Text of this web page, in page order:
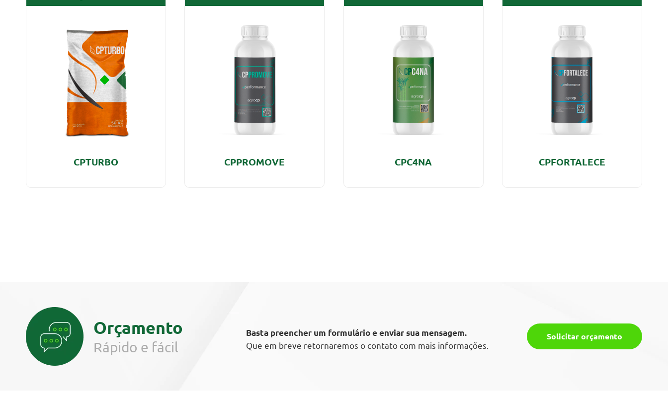
CPTURBO CPPROMOVE CPC4NA CPFORTALECE
Orçamento
Rápido e fácil
Basta preencher um formulário e enviar sua mensagem.
Que em breve retornaremos o contato com mais informações.
Solicitar orçamento